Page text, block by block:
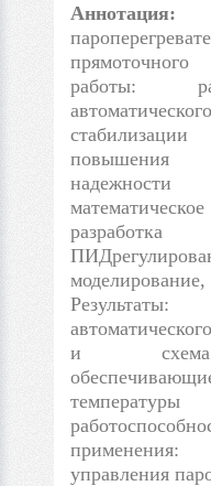
работы:
повышения
Результаты:
и схема
применения:
управления